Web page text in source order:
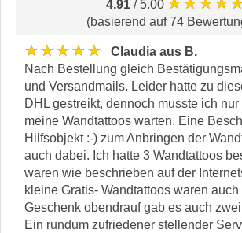
4.91 / 5.00
(basierend auf 74
★★★★★
Claudia aus B.
Nach Bestellung gleich
und Versandmails. Leider hatte zu
DHL gestreikt, dennoch musste ich nur
meine Wandtattoos warten. Eine
Hilfsobjekt :-) zum Anbringen der
auch dabei. Ich hatte 3 Wandtattoos
waren wie beschrieben auf der
kleine Gratis- Wandtattoos waren
Geschenk obendrauf gab es auch
Ein rundum zufriedener stellender